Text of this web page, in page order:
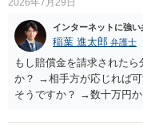
インターネットに強い
稲葉 進太郎 弁護士
もし賠償金を請求された
か？ →相手方が応じれば
そうですか？ →数十万円
渉が行われ、双方合意に